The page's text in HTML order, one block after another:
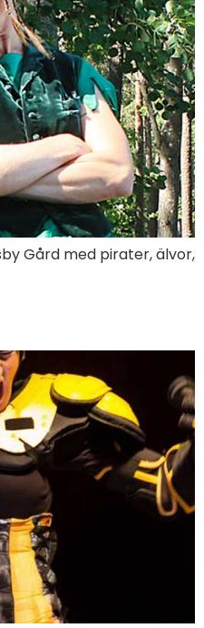
Gård med pirater, älvor,